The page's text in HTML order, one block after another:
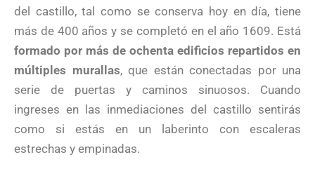
del castillo, tal como se conserva hoy en día, tiene
más de 400 años y se completó en el año 1609. Está
formado por más de ochenta edificios repartidos en
múltiples murallas, que están conectadas por una
serie de puertas y caminos sinuosos. Cuando
ingreses en las inmediaciones del castillo sentirás
como si estás en un laberinto con escaleras
estrechas y empinadas.